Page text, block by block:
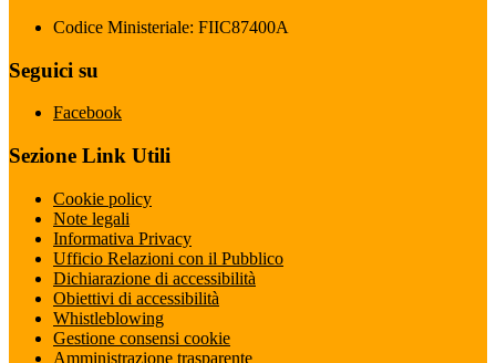
Codice Ministeriale: FIIC87400A
Seguici su
Facebook
Sezione Link Utili
Cookie policy
Note legali
Informativa Privacy
Ufficio Relazioni con il Pubblico
Dichiarazione di accessibilità
Obiettivi di accessibilità
Whistleblowing
Gestione consensi cookie
Amministrazione trasparente